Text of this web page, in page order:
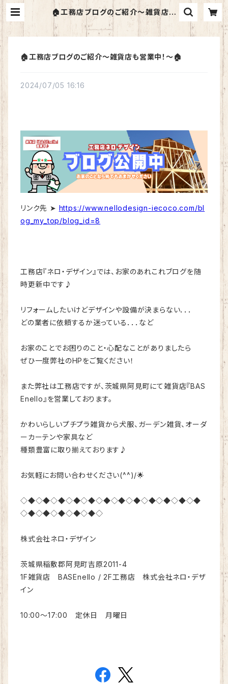
🏠工務店ブログのご紹介〜雑貨店も
営業中！～🏠 | BASE nello
🏠工務店ブログのご紹介〜雑貨店も営業中！～🏠
2024/07/05 16:16
リンク先 ➤ https://www.nellodesign-iecoco.com/bl
og_my_top/blog_id=8
工務店『ネロ・デザイン』では、お家のあれこれブログを随
時更新中です♪
リフォームしたいけどデザインや設備が決まらない．．．
どの業者に依頼するか迷っている．．．など
お家のことでお困りのこと・心配なことがありましたら
ぜひ一度弊社のHPをご覧ください！
また弊社は工務店ですが、茨城県阿見町にて雑貨店『BAS
Enello』を営業しております。
かわいらしいプチプラ雑貨から犬服、ガーデン雑貨、オーダ
ーカーテンや家具など
種類豊富に取り揃えております♪
お気軽にお問い合わせください(^^)/🌟
◇◆◇◆◇◆◇◆◇◆◇◆◇◆◇◆◇◆◇◆◇◆◇◆
◇◆◇◆◇◆◇◆◇◆◇
株式会社ネロ・デザイン
茨城県稲敷郡阿見町吉原2011-4
1F雑貨店 BASEnello / 2F工務店 株式会社ネロ・デザ
イン
10:00～17:00 定休日 月曜日